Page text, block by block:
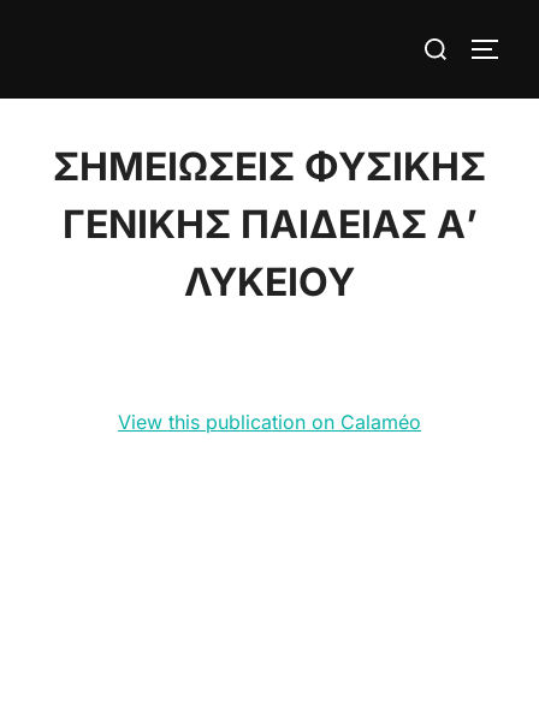
Search
ΣΗΜΕΙΩΣΕΙΣ ΦΥΣΙΚΗΣ
ΓΕΝΙΚΗΣ ΠΑΙΔΕΙΑΣ Α’
ΛΥΚΕΙΟΥ
View this publication on Calaméo